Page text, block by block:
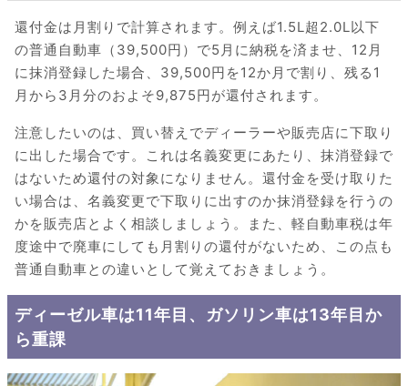
還付金は月割りで計算されます。例えば1.5L超2.0L以下
の普通自動車（39,500円）で5月に納税を済ませ、12月
に抹消登録した場合、39,500円を12か月で割り、残る1
月から3月分のおよそ9,875円が還付されます。
注意したいのは、買い替えでディーラーや販売店に下取り
に出した場合です。これは名義変更にあたり、抹消登録で
はないため還付の対象になりません。還付金を受け取りた
い場合は、名義変更で下取りに出すのか抹消登録を行うの
かを販売店とよく相談しましょう。また、軽自動車税は年
度途中で廃車にしても月割りの還付がないため、この点も
普通自動車との違いとして覚えておきましょう。
ディーゼル車は11年目、ガソリン車は13年目か
ら重課